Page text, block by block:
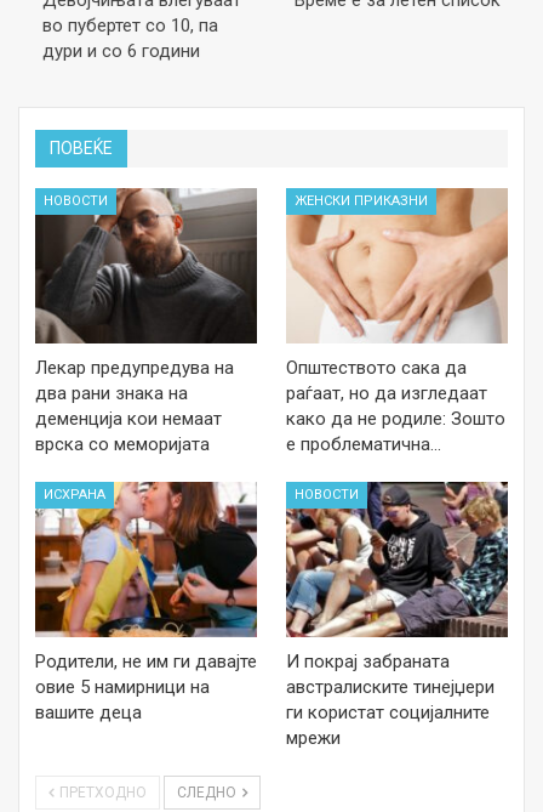
во пубертет со 10, па
дури и со 6 години
ПОВЕЌЕ
НОВОСТИ
Лекар предупредува на
два рани знака на
деменција кои немаат
врска со меморијата
ЖЕНСКИ ПРИКАЗНИ
Општеството сака да
раѓаат, но да изгледаат
како да не родиле: Зошто
е проблематична…
ИСХРАНА
Родители, не им ги давајте
овие 5 намирници на
вашите деца
НОВОСТИ
И покрај забраната
австралиските тинејџери
ги користат социјалните
мрежи
ПРЕТХОДНО СЛЕДНО